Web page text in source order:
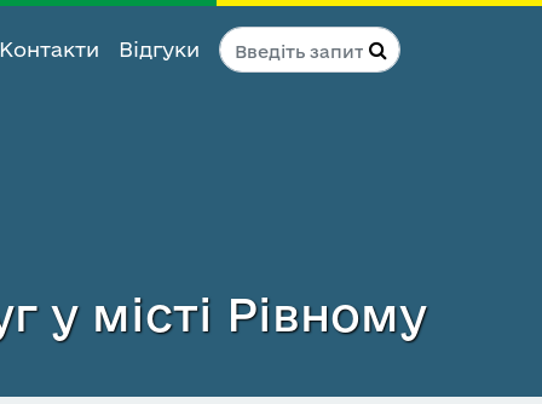
Контакти Відгуки
у місті Рівному